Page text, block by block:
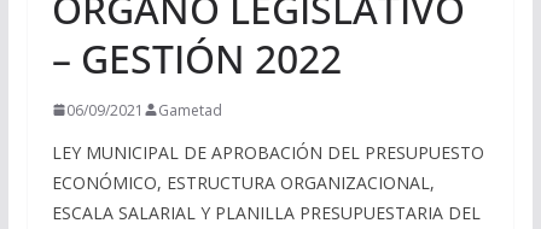
– GESTIÓN 2022
06/09/2021 Gametad
LEY MUNICIPAL DE APROBACIÓN DEL PRESUPUESTO
ECONÓMICO, ESTRUCTURA ORGANIZACIONAL,
ESCALA SALARIAL Y PLANILLA PRESUPUESTARIA DEL